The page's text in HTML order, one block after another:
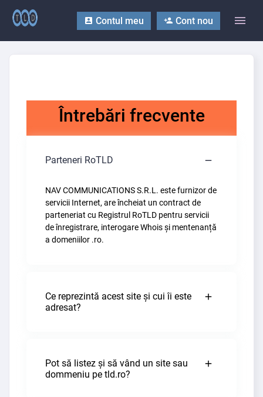
Contul meu Cont nou
Întrebări frecvente
Parteneri RoTLD
NAV COMMUNICATIONS S.R.L. este furnizor de
servicii Internet, are încheiat un contract de
parteneriat cu Registrul RoTLD pentru servicii
de înregistrare, interogare Whois și mentenanță
a domeniilor .ro.
Ce reprezintă acest site și cui îi este
adresat?
Pot să listez și să vând un site sau
dommeniu pe tld.ro?